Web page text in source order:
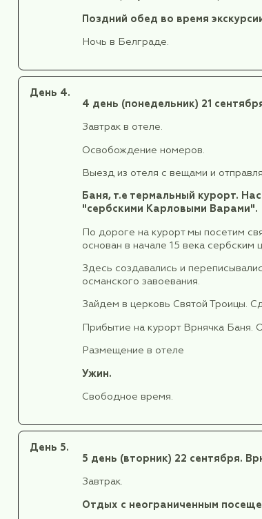
Завтрак в отеле.
После завтрака мы
Во времена Римской
император Марк
Горе насчитывается
Особую славу имеет
передается от
Мы непременнопосетим
Далее нас ждёт
столице Автономного
Как и многие другие
римляне построили
осман. И только в 17 в.
между христианским и
Возле
имеющим похожее
Мы посетим
Затем прогуляемся по
Поздний обед во время